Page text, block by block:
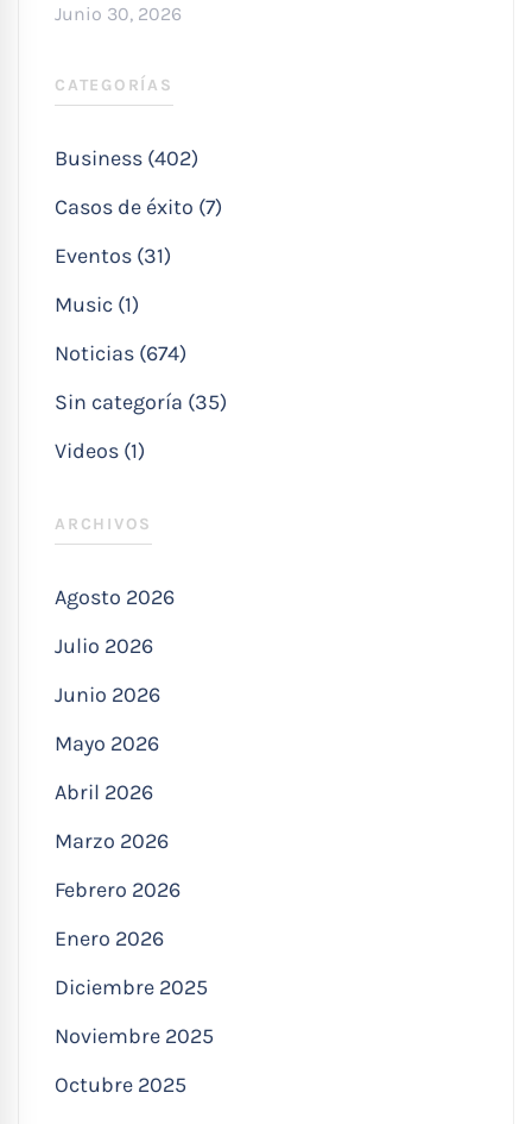
Junio 30, 2026
CATEGORÍAS
Business (402)
Casos de éxito (7)
Eventos (31)
Music (1)
Noticias (674)
Sin categoría (35)
Videos (1)
ARCHIVOS
Agosto 2026
Julio 2026
Junio 2026
Mayo 2026
Abril 2026
Marzo 2026
Febrero 2026
Enero 2026
Diciembre 2025
Noviembre 2025
Octubre 2025